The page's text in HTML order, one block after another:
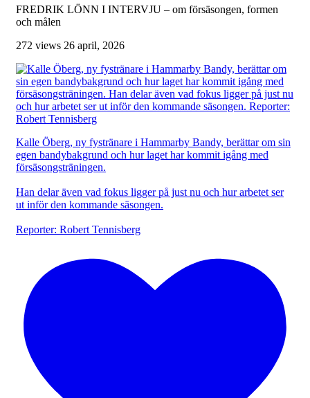
FREDRIK LÖNN I INTERVJU – om försäsongen, formen
och målen
272 views 26 april, 2026
Kalle Öberg, ny fystränare i Hammarby Bandy, berättar om sin
egen bandybakgrund och hur laget har kommit igång med
försäsongsträningen.
Han delar även vad fokus ligger på just nu och hur arbetet ser
ut inför den kommande säsongen.
Reporter: Robert Tennisberg